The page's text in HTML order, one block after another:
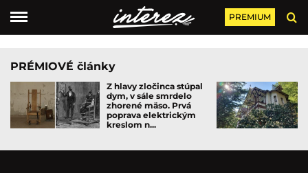
PREMIUM
PRÉMIOVÉ články
Z hlavy zločinca stúpal
dym, v sále smrdelo
zhorené mäso. Prvá
poprava elektrickým
kreslom n...